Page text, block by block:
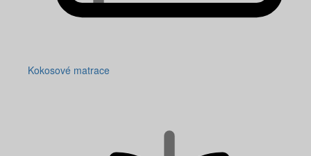
Kokosové matrace